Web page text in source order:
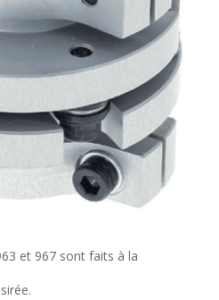
et 967 sont faits à la